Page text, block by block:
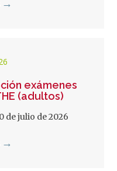
exámenes
(adultos)
de julio de 2026